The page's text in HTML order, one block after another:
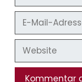
Mail-
Adresse
Website